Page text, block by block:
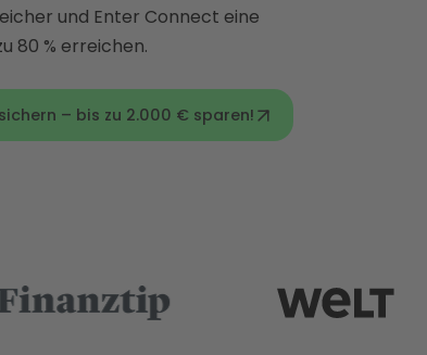
und Enter Connect eine
80 % erreichen.
– bis zu 2.000 € sparen!